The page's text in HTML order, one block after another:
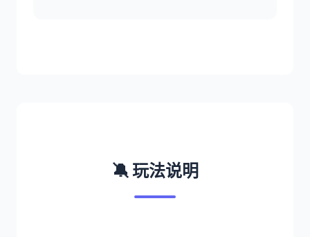
🔕 玩法说明